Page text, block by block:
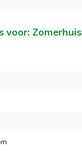
voor: Zomerhuis